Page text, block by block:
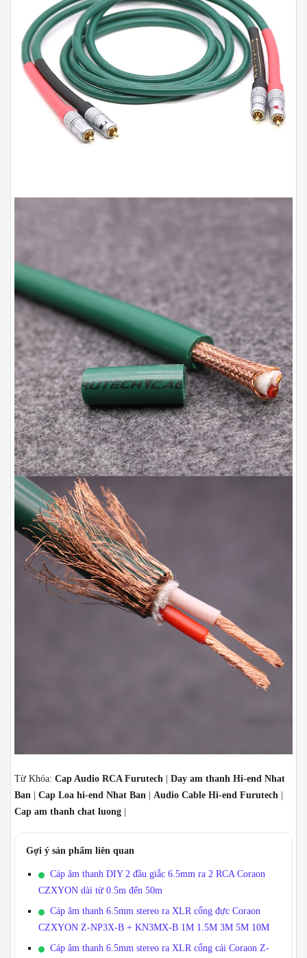
Từ Khóa: Cap Audio RCA Furutech
Day am thanh Hi-end Nhat
Ban
Cap Loa hi-end Nhat Ban Audio Cable Hi-end Furutech
Cap am thanh chat luong
Gợi ý sản phẩm liên quan
Cáp âm thanh DIY 2 đầu giắc 6.5mm ra 2 RCA Coraon
CZXYON dài từ 0.5m đến 50m
Cáp âm thanh 6.5mm stereo ra XLR cổng đực Coraon
CZXYON Z-NP3X-B + KN3MX-B 1M 1.5M 3M 5M 10M
Cáp âm thanh 6.5mm stereo ra XLR cổng cái Coraon Z-